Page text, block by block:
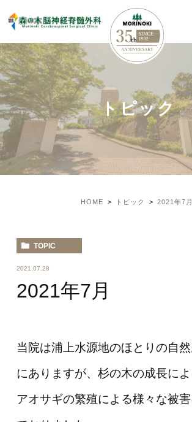
トピック
HOME トピック 2021年7月
TOPIC
2021.07.28
2021年7月
当院は浦上水源地のほとりの自
にありますが、杉の木の成長に
アオサギの繁殖による様々な被